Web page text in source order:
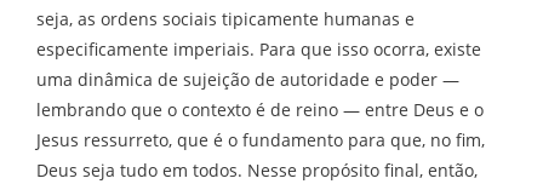
seja, as ordens sociais tipicamente humanas e
especificamente imperiais. Para que isso ocorra, existe
uma dinâmica de sujeição de autoridade e poder —
lembrando que o contexto é de reino — entre Deus e o
Jesus ressurreto, que é o fundamento para que, no fim,
Deus seja tudo em todos. Nesse propósito final, então,